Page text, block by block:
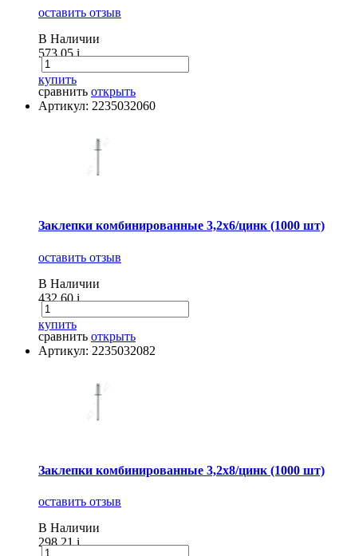
оставить отзыв
В Наличии
573.05i
купить
сравнить открыть
Артикул: 2235032060
Заклепки комбинированные 3,2х6/цинк (1000 шт)
оставить отзыв
В Наличии
432.60i
купить
сравнить открыть
Артикул: 2235032082
Заклепки комбинированные 3,2х8/цинк (1000 шт)
оставить отзыв
В Наличии
298.21i